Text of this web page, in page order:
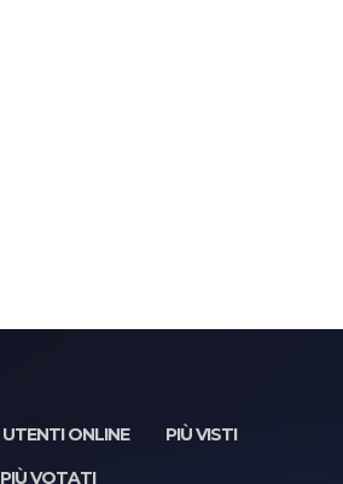
UTENTI ONLINE
PIÙ VISTI
PIÙ VOTATI